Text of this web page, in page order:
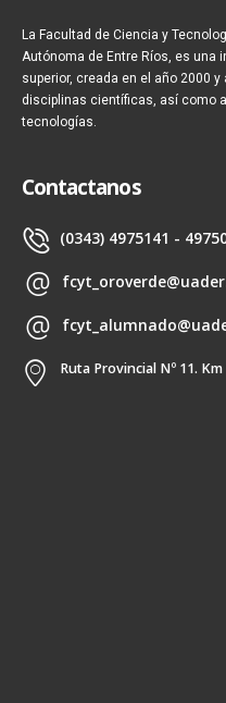
La Facultad de Ciencia y
Autónoma de Entre Ríos, es una
superior, creada en el año 2000
disciplinas científicas, así como
tecnologías.
Contactanos
(0343) 4975141 -
Ruta Provincial Nº 11. Km